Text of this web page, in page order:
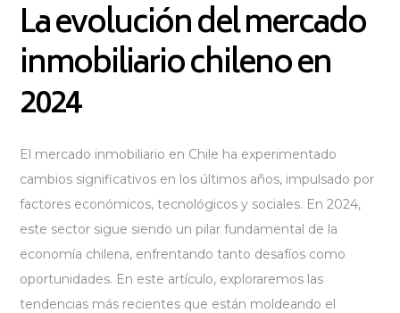
La evolución del mercado
inmobiliario chileno en
2024
El mercado inmobiliario en Chile ha experimentado
cambios significativos en los últimos años, impulsado por
factores económicos, tecnológicos y sociales. En 2024,
este sector sigue siendo un pilar fundamental de la
economía chilena, enfrentando tanto desafíos como
oportunidades. En este artículo, exploraremos las
tendencias más recientes que están moldeando el